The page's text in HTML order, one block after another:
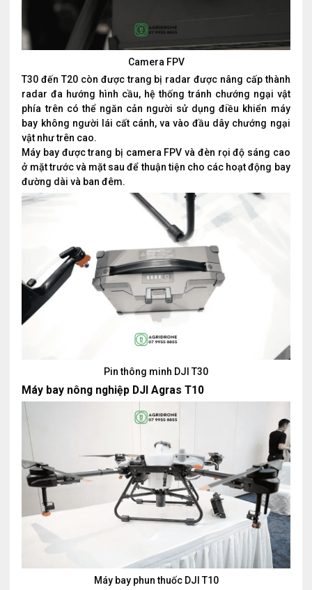
Camera FPV
T30 đến T20 còn được trang bị radar được nâng cấp thành
radar đa hướng hình cầu, hệ thống tránh chướng ngại vật
phía trên có thể ngăn cản người sử dụng điều khiển máy
bay không người lái cất cánh, va vào đầu dây chướng ngại
vật như trên cao.
Máy bay được trang bị camera FPV và đèn rọi độ sáng cao
ở mặt trước và mặt sau để thuận tiện cho các hoạt động bay
đường dài và ban đêm.
Pin thông minh DJI T30
Máy bay nông nghiệp DJI Agras T10
Máy bay phun thuốc DJI T10